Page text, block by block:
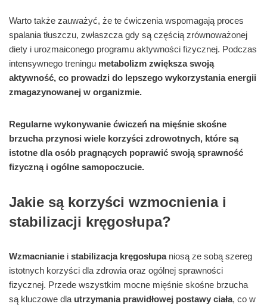
Warto także zauważyć, że te ćwiczenia wspomagają proces
spalania tłuszczu, zwłaszcza gdy są częścią zrównoważonej
diety i urozmaiconego programu aktywności fizycznej. Podczas
intensywnego treningu metabolizm zwiększa swoją
aktywność, co prowadzi do lepszego wykorzystania energii
zmagazynowanej w organizmie.
Regularne wykonywanie ćwiczeń na mięśnie skośne
brzucha przynosi wiele korzyści zdrowotnych, które są
istotne dla osób pragnących poprawić swoją sprawność
fizyczną i ogólne samopoczucie.
Jakie są korzyści wzmocnienia i
stabilizacji kręgosłupa?
Wzmacnianie i stabilizacja kręgosłupaniosą ze sobą szereg
istotnych korzyści dla zdrowia oraz ogólnej sprawności
fizycznej. Przede wszystkim mocne mięśnie skośne brzucha
są kluczowe dla utrzymania prawidłowej postawy ciała, co w